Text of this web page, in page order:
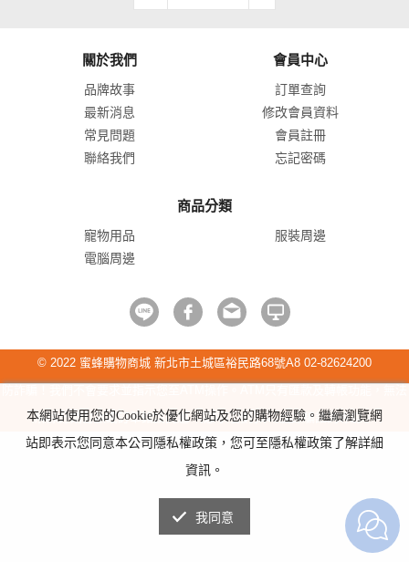
關於我們
品牌故事
最新消息
常見問題
聯絡我們
會員中心
訂單查詢
修改會員資料
會員註冊
忘記密碼
商品分類
寵物用品
服裝周邊
電腦周邊
© 2022 蜜蜂購物商城 新北市土城區裕民路68號A8 02-82624200
解除分期付款或訂單錯誤問題。隨時可撥打165反詐騙諮詢專線。
本網站使用您的Cookie於優化網站及您的購物經驗。繼續瀏覽網
站即表示您同意本公司隱私權政策，您可至隱私權政策了解詳細
資訊。
我同意